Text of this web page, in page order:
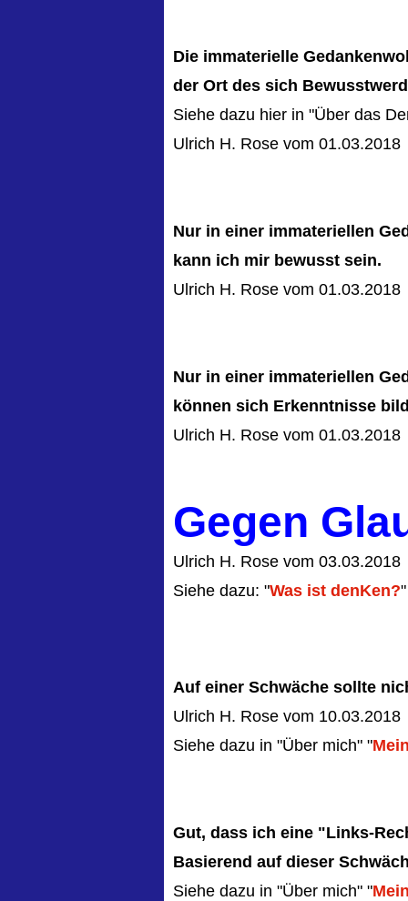
Die immaterielle
der Ort des sich
Siehe dazu hier in "Über das
Ulrich H. Rose vom 01.03.2018
Nur in einer immateriellen
kann ich mir bewusst sein.
Ulrich H. Rose vom 01.03.2018
Nur in einer immateriellen
können sich Erkenntnisse
Ulrich H. Rose vom 01.03.2018
Gegen
Ulrich H. Rose vom 03.03.2018
Siehe dazu: "Was ist denKen?
Auf einer Schwäche sollte
Ulrich H. Rose vom 10.03.2018
Siehe dazu in "Über mich" "
Gut, dass ich eine "Links-
Basierend auf dieser
Siehe dazu in "Über mich" "